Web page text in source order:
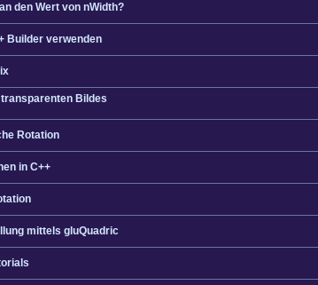
den Wert von nWidth?
Builder verwenden
Bildes
Rotation
in C++
mittels gluQuadric